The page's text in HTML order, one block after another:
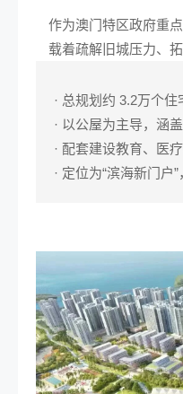
作为澳门特区政府重
载着疏解旧城压力、
· 总规划约 3.2万个
· 以公屋为主导，涵
· 配套建设教育、医
· 定位为“滨海新门